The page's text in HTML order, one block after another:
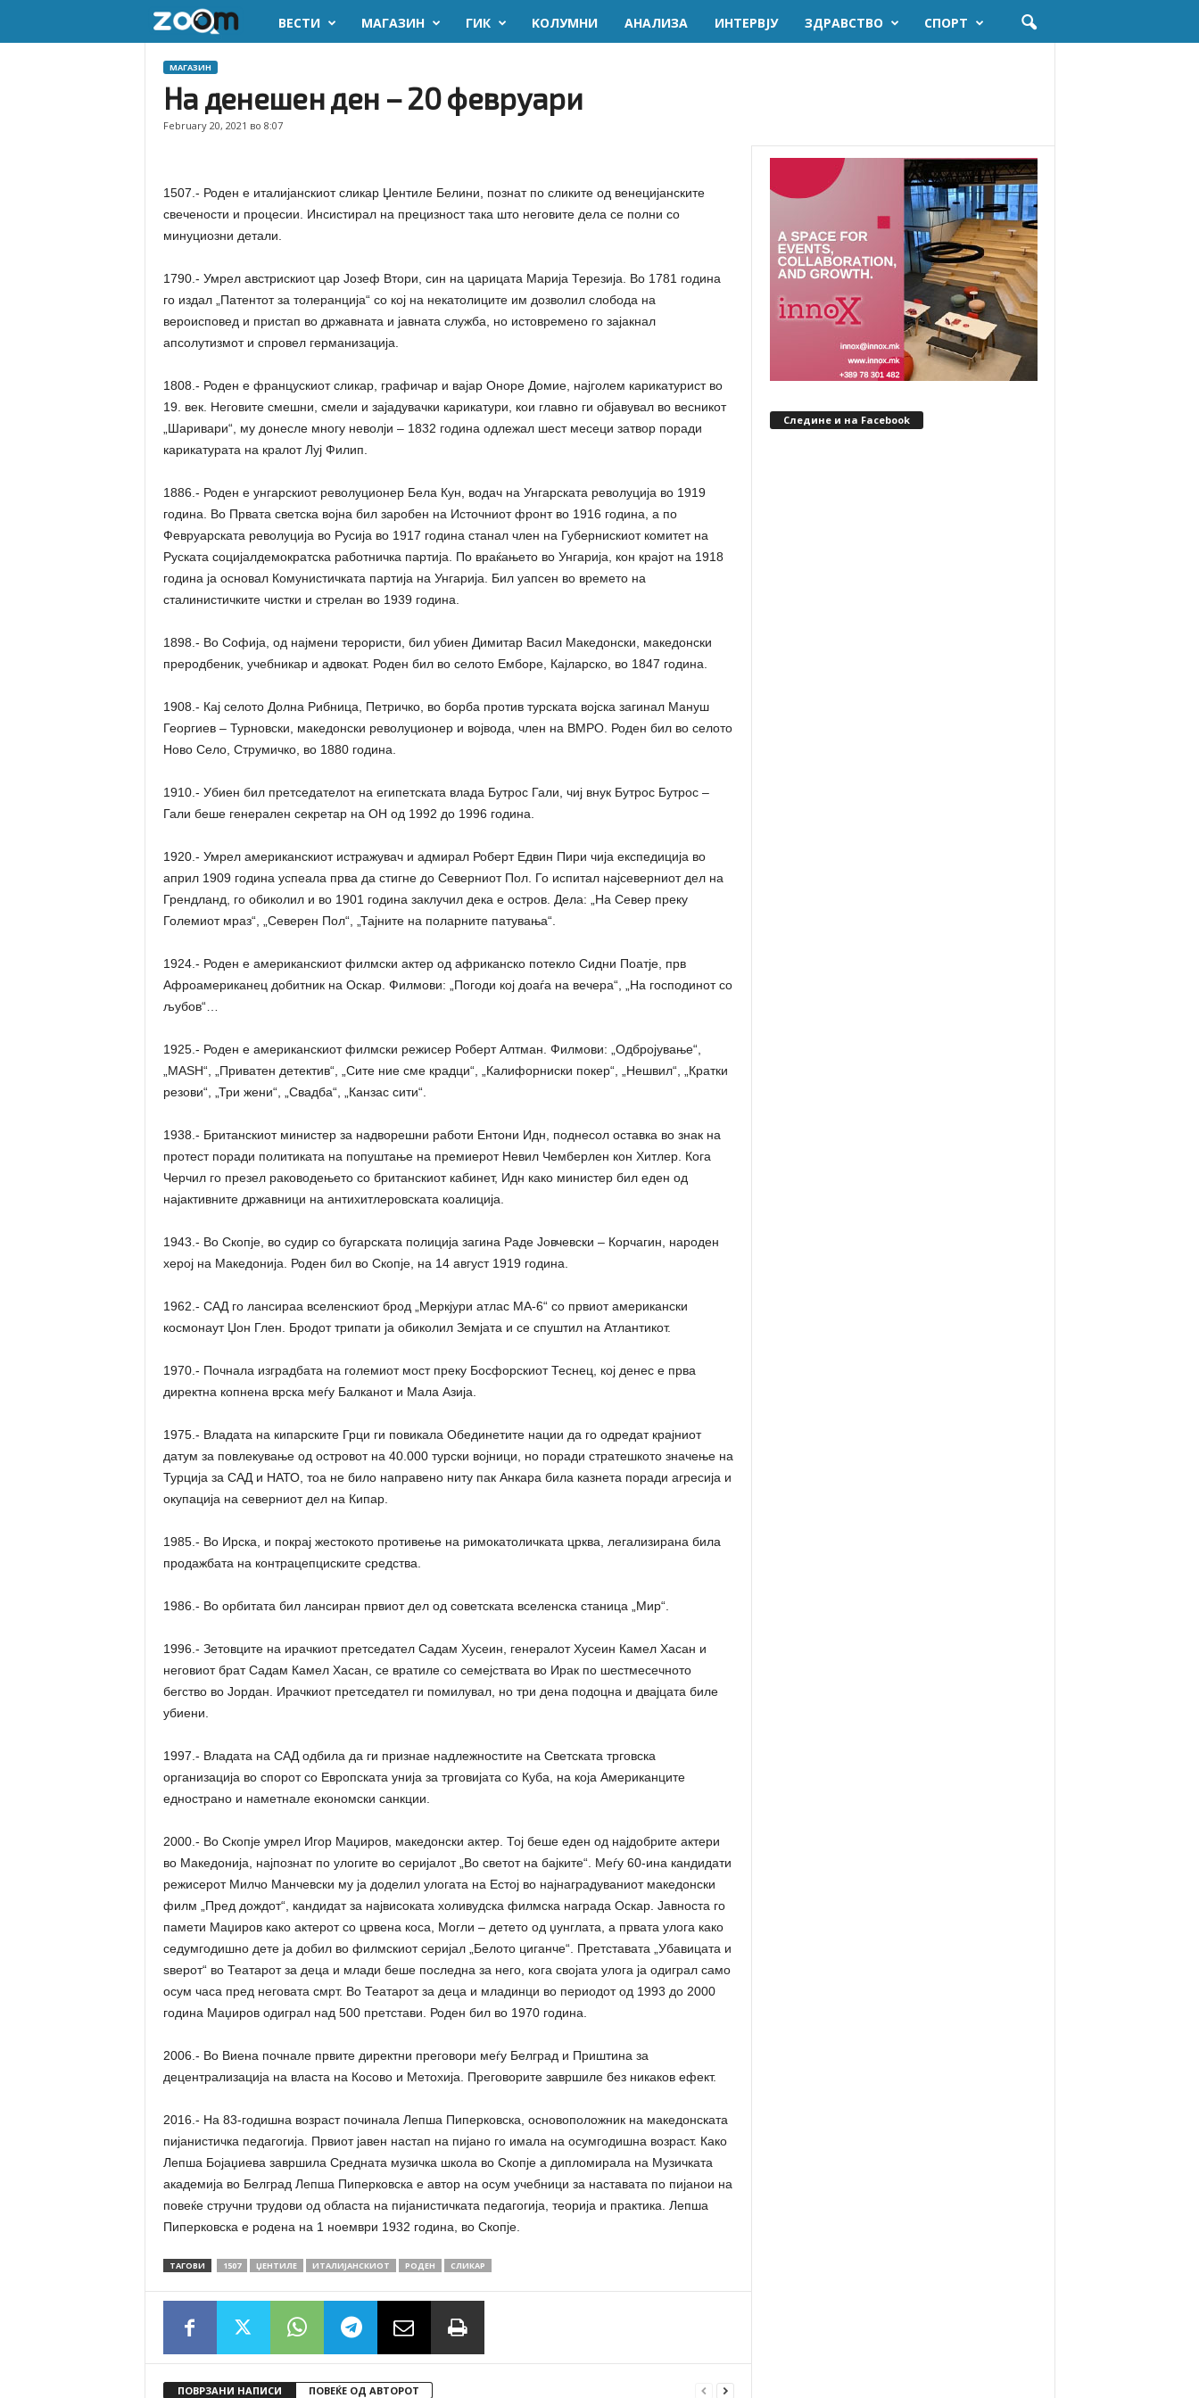
o
m
ВЕСТИ МАГАЗИН ГИК KОЛУМНИ AНАЛИЗА ИНТЕРВЈУ ЗДРАВСТВО СПОРТ
МАГАЗИН
На денешен ден – 20 февруари
February 20, 2021 во 8:07
1507.- Роден е италијанскиот сликар Џентиле Белини, познат по сликите од венецијанските
свечености и процесии. Инсистирал на прецизност така што неговите дела се полни со
минуциозни детали.
1790.- Умрел австрискиот цар Јозеф Втори, син на царицата Марија Терезија. Во 1781 година
го издал „Патентот за толеранција“ со кој на некатолиците им дозволил слобода на
вероисповед и пристап во државната и јавната служба, но истовремено го зајакнал
апсолутизмот и спровел германизација.
1808.- Роден е францускиот сликар, графичар и вајар Оноре Домие, најголем карикатурист во
19. век. Неговите смешни, смели и зајадувачки карикатури, кои главно ги објавувал во весникот
„Шаривари“, му донесле многу неволји – 1832 година одлежал шест месеци затвор поради
карикатурата на кралот Луј Филип.
1886.- Роден е унгарскиот револуционер Бела Кун, водач на Унгарската револуција во 1919
година. Во Првата светска војна бил заробен на Источниот фронт во 1916 година, а по
Февруарската револуција во Русија во 1917 година станал член на Губернискиот комитет на
Руската социјалдемократска работничка партија. По враќањето во Унгарија, кон крајот на 1918
година ја основал Комунистичката партија на Унгарија. Бил уапсен во времето на
сталинистичките чистки и стрелан во 1939 година.
1898.- Во Софија, од најмени терористи, бил убиен Димитар Васил Македонски, македонски
преродбеник, учебникар и адвокат. Роден бил во селото Емборе, Кајларско, во 1847 година.
1908.- Кај селото Долна Рибница, Петричко, во борба против турската војска загинал Мануш
Георгиев – Турновски, македонски револуционер и војвода, член на ВМРО. Роден бил во селото
Ново Село, Струмичко, во 1880 година.
1910.- Убиен бил претседателот на египетската влада Бутрос Гали, чиј внук Бутрос Бутрос –
Гали беше генерален секретар на ОН од 1992 до 1996 година.
1920.- Умрел американскиот истражувач и адмирал Роберт Едвин Пири чија експедиција во
април 1909 година успеала прва да стигне до Северниот Пол. Го испитал најсеверниот дел на
Грендланд, го обиколил и во 1901 година заклучил дека е остров. Дела: „На Север преку
Големиот мраз“, „Северен Пол“, „Тајните на поларните патувања“.
1924.- Роден е американскиот филмски актер од африканско потекло Сидни Поатје, прв
Aфроамериканец добитник на Оскар. Филмови: „Погоди кој доаѓа на вечера“, „На господинот со
љубов“…
1925.- Роден е американскиот филмски режисер Роберт Алтман. Филмови: „Одбројување“,
„MASH“, „Приватен детектив“, „Сите ние сме крадци“, „Калифорниски покер“, „Нешвил“, „Кратки
резови“, „Три жени“, „Свадба“, „Канзас сити“.
1938.- Британскиот министер за надворешни работи Ентони Идн, поднесол оставка во знак на
протест поради политиката на попуштање на премиерот Невил Чемберлен кон Хитлер. Кога
Черчил го презел раководењето со британскиот кабинет, Идн како министер бил еден од
најактивните државници на антихитлеровската коалиција.
1943.- Во Скопје, во судир со бугарската полиција загина Раде Јовчевски – Корчагин, народен
херој на Македонија. Роден бил во Скопје, на 14 август 1919 година.
1962.- САД го лансираа вселенскиот брод „Меркјури атлас МА-6“ со првиот американски
космонаут Џон Глен. Бродот трипати ја обиколил Земјата и се спуштил на Атлантикот.
1970.- Почнала изградбата на големиот мост преку Босфорскиот Теснец, кој денес е прва
директна копнена врска меѓу Балканот и Мала Азија.
1975.- Владата на кипарските Грци ги повикала Обединетите нации да го одредат крајниот
датум за повлекување од островот на 40.000 турски војници, но поради стратешкото значење на
Турција за САД и НАТО, тоа не било направено ниту пак Анкара била казнета поради агресија и
окупација на северниот дел на Кипар.
1985.- Во Ирска, и покрај жестокото противење на римокатоличката црква, легализирана била
продажбата на контрацепциските средства.
1986.- Во орбитата бил лансиран првиот дел од советската вселенска станица „Мир“.
1996.- Зетовците на ирачкиот претседател Садам Хусеин, генералот Хусеин Камел Хасан и
неговиот брат Садам Камел Хасан, се вратиле со семејствата во Ирак по шестмесечното
бегство во Јордан. Ирачкиот претседател ги помилувал, но три дена подоцна и двајцата биле
убиени.
1997.- Владата на САД одбила да ги признае надлежностите на Светската трговска
организација во спорот со Европската унија за трговијата со Куба, на која Американците
еднострано и наметнале економски санкции.
2000.- Во Скопје умрел Игор Маџиров, македонски актер. Тој беше еден од најдобрите актери
во Македонија, најпознат по улогите во серијалот „Во светот на бајките“. Меѓу 60-ина кандидати
режисерот Милчо Манчевски му ја доделил улогата на Естој во најнаградуваниот македонски
филм „Пред дождот“, кандидат за највисоката холивудска филмска награда Оскар. Јавноста го
памети Маџиров како актерот со црвена коса, Могли – детето од џунглата, а првата улога како
седумгодишно дете ја добил во филмскиот серијал „Белото циганче“. Претставата „Убавицата и
ѕверот“ во Театарот за деца и млади беше последна за него, кога својата улога ја одиграл само
осум часа пред неговата смрт. Во Театарот за деца и младинци во периодот од 1993 до 2000
година Маџиров одиграл над 500 претстави. Роден бил во 1970 година.
2006.- Во Виена почнале првите директни преговори меѓу Белград и Приштина за
децентрализација на власта на Косово и Метохија. Преговорите завршиле без никаков ефект.
2016.- На 83-годишна возраст починала Лепша Пиперковска, основоположник на македонската
пијанистичка педагогија. Првиот јавен настап на пијано го имала на осумгодишна возраст. Како
Лепша Бојаџиева завршила Средната музичка школа во Скопје а дипломирала на Музичката
академија во Белград Лепша Пиперковска е автор на осум учебници за наставата по пијанои на
повеќе стручни трудови од областа на пијанистичката педагогија, теорија и практика. Лепша
Пиперковска е родена на 1 ноември 1932 година, во Скопје.
ТАГОВИ 1507 ЏЕНТИЛЕ ИТАЛИЈАНСКИОТ РОДЕН СЛИКАР
ПОВРЗАНИ НАПИСИ ПОВЕЌЕ ОД АВТОРОТ
Следине и на Facebook